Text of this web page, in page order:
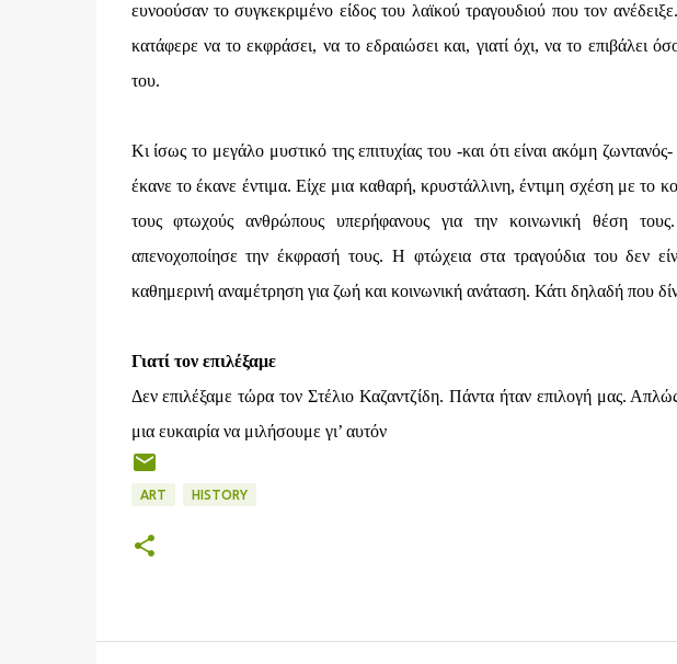
ευνοούσαν το συγκεκριμένο είδος του λαϊκού τραγουδιού που τον
κατάφερε να το εκφράσει, να το εδραιώσει και, γιατί όχι, να το επιβάλει
του.
Κι ίσως το μεγάλο μυστικό της επιτυχίας του -και ότι είναι ακόμη
έκανε το έκανε έντιμα. Είχε μια καθαρή, κρυστάλλινη, έντιμη σχέση με το
τους φτωχούς ανθρώπους υπερήφανους για την κοινωνική θέση
απενοχοποίησε την έκφρασή τους. Η φτώχεια στα τραγούδια του δεν
καθημερινή αναμέτρηση για ζωή και κοινωνική ανάταση. Κάτι δηλαδή που
Γιατί τoν επιλέξαμε
Δεν επιλέξαμε τώρα τον Στέλιο Καζαντζίδη. Πάντα ήταν επιλογή μας.
μια ευκαιρία να μιλήσουμε γι’ αυτόν
ART HISTORY